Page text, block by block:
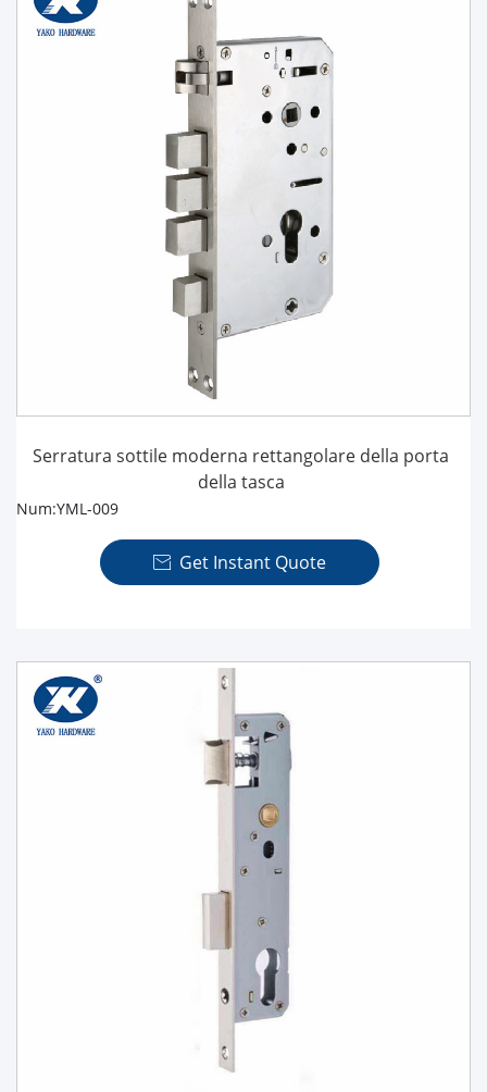
Serratura sottile moderna rettangolare della porta
della tasca
Num:YML-009
 Get Instant Quote